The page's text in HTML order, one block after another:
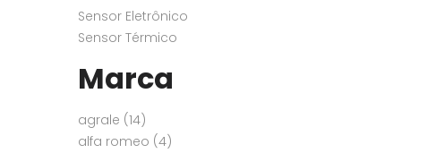
Sensor Eletrônico
Sensor Térmico
Marca
agrale (14)
alfa romeo (4)